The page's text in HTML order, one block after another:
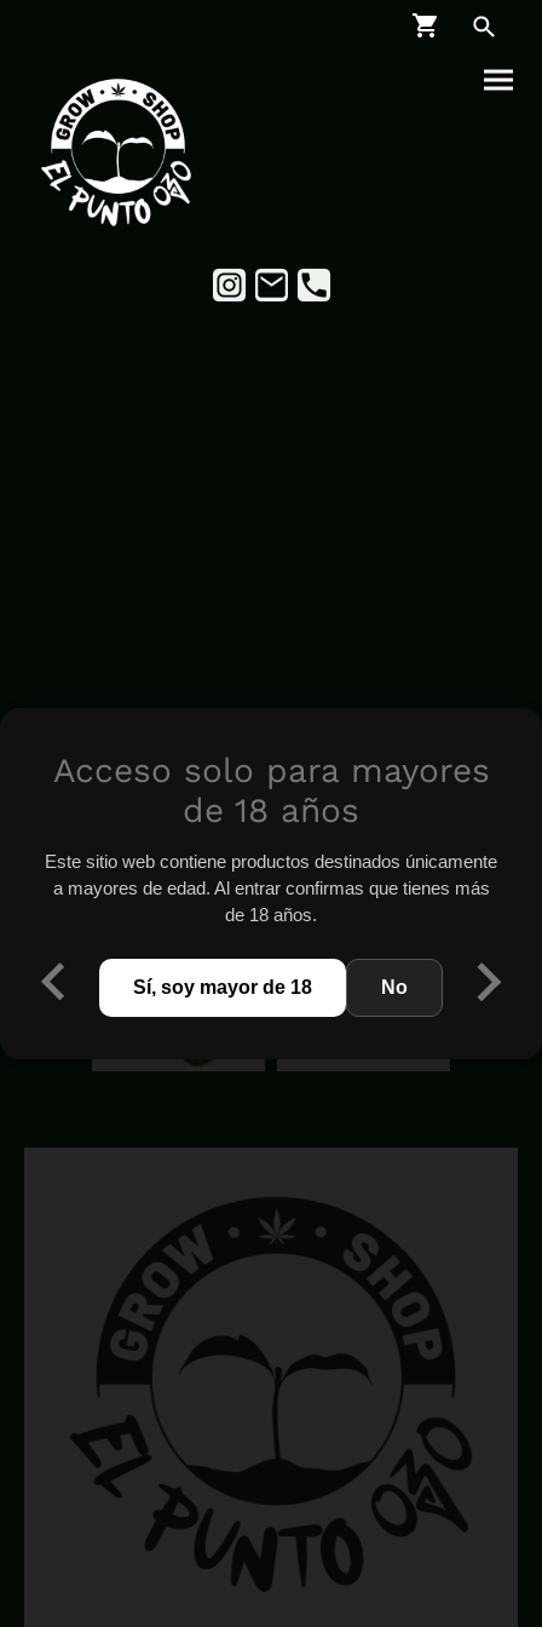
Acceso solo para mayores
de 18 años
Este sitio web contiene productos destinados únicamente
a mayores de edad. Al entrar confirmas que tienes más
de 18 años.
Sí, soy mayor de 18 No